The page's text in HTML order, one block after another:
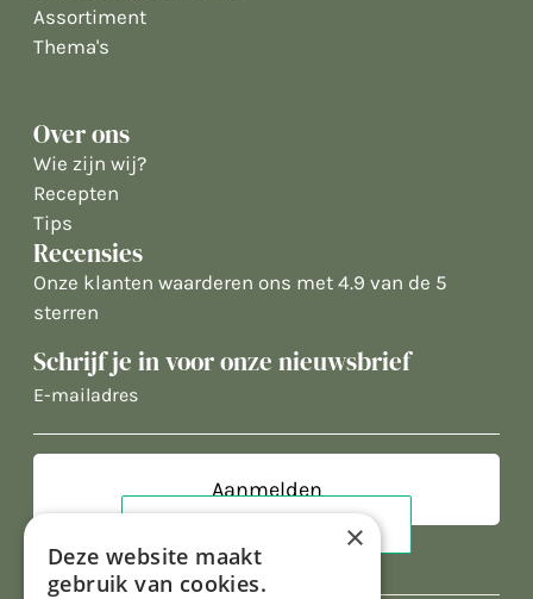
Assortiment
Thema's
Over ons
Wie zijn wij?
Recepten
Tips
Recensies
Onze klanten waarderen ons met 4.9 van de 5
sterren
Schrijf je in voor onze nieuwsbrief
E-
×
Deze website maakt
gebruik van cookies.